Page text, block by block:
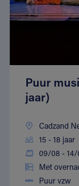
Puur
jaar)
Cadzand
15 - 18 jaar
09/08 - 14/
Met
Puur vzw